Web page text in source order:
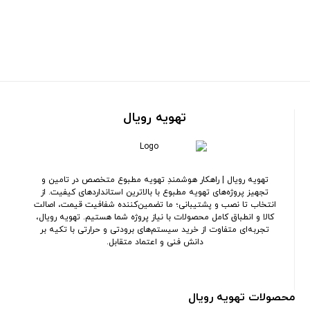
تهویه رویال
تهویه رویال | راهکار هوشمندِ تهویه مطبوع متخصص در تامین و
تجهیز پروژه‌های تهویه مطبوع با بالاترین استانداردهای کیفیت. از
انتخاب تا نصب و پشتیبانی؛ ما تضمین‌کننده شفافیت قیمت، اصالت
کالا و انطباق کامل محصولات با نیاز پروژه شما هستیم. تهویه رویال،
تجربه‌ای متفاوت از خرید سیستم‌های برودتی و حرارتی با تکیه بر
دانش فنی و اعتماد متقابل.
محصولات تهویه رویال